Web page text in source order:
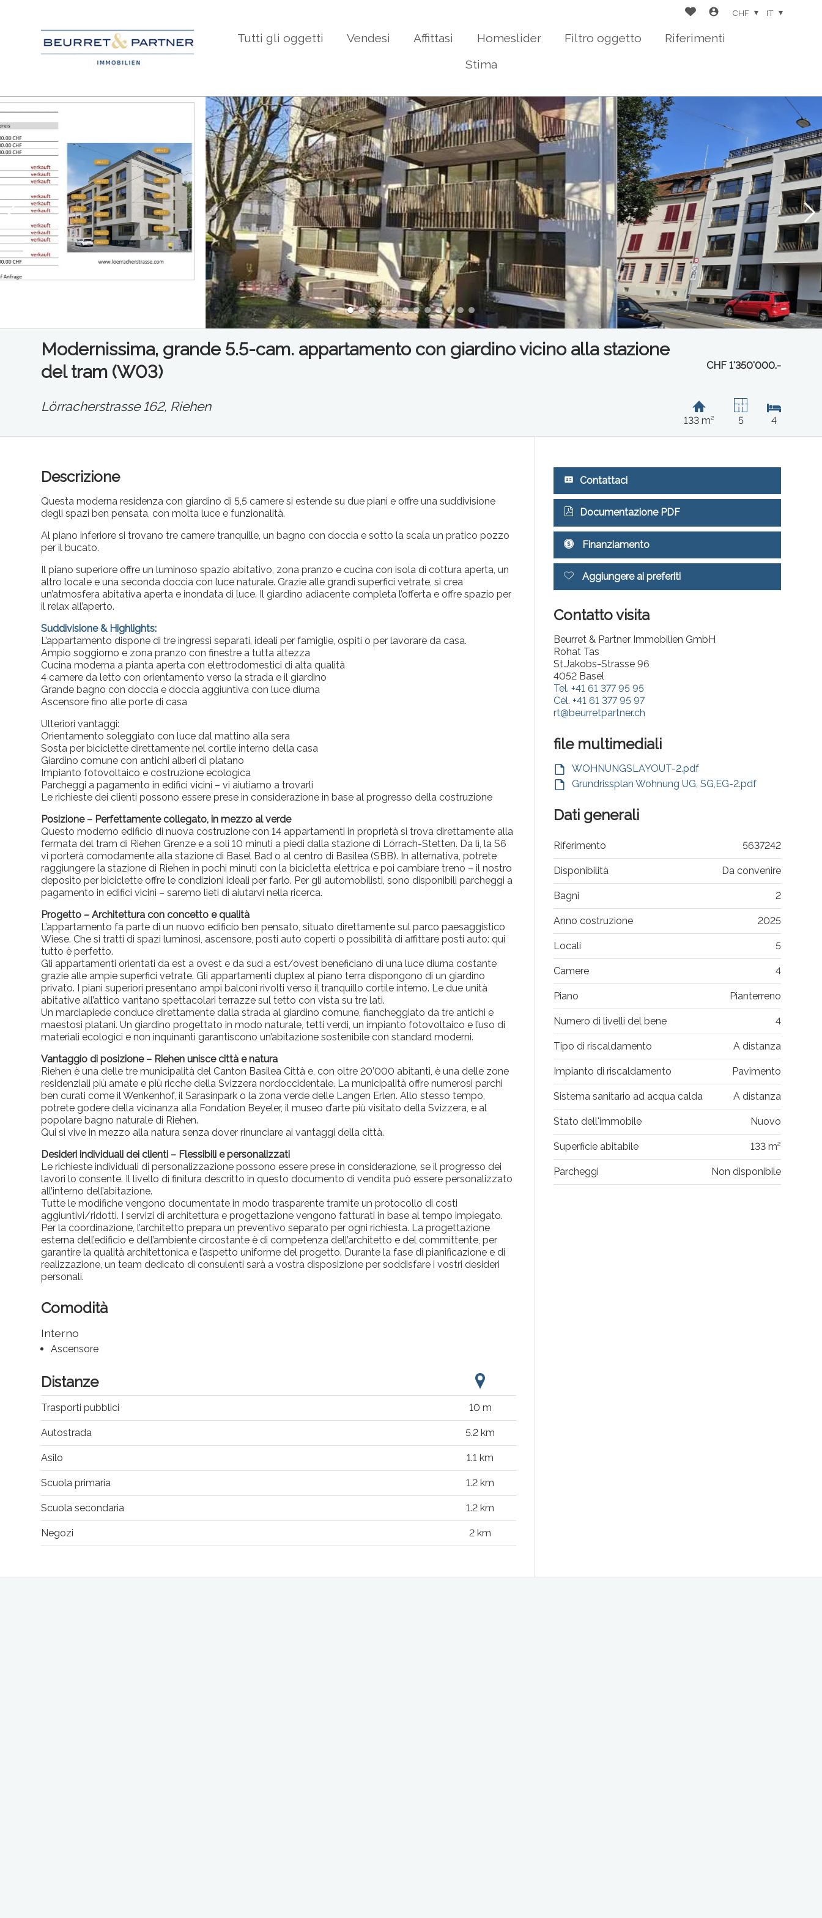
Tutti gli oggetti Vendesi Affittasi Homeslider Filtro oggetto
Riferimenti
Stima
CHF IT
Modernissima, grande 5.5-cam. appartamento con giardino vicino alla stazione
del tram (W03)
CHF 1'350'000.-
Lörracherstrasse 162, Riehen
133 m² 5 4
Descrizione
Questa moderna residenza con giardino di 5,5 camere si estende su due piani e offre una suddivisione
degli spazi ben pensata, con molta luce e funzionalità.
Al piano inferiore si trovano tre camere tranquille, un bagno con doccia e sotto la scala un pratico pozzo
per il bucato.
Il piano superiore offre un luminoso spazio abitativo, zona pranzo e cucina con isola di cottura aperta, un
altro locale e una seconda doccia con luce naturale. Grazie alle grandi superfici vetrate, si crea
un’atmosfera abitativa aperta e inondata di luce. Il giardino adiacente completa l’offerta e offre spazio per
il relax all’aperto.
Suddivisione & Highlights:
L’appartamento dispone di tre ingressi separati, ideali per famiglie, ospiti o per lavorare da casa.
Ampio soggiorno e zona pranzo con finestre a tutta altezza
Cucina moderna a pianta aperta con elettrodomestici di alta qualità
4 camere da letto con orientamento verso la strada e il giardino
Grande bagno con doccia e doccia aggiuntiva con luce diurna
Ascensore fino alle porte di casa
Ulteriori vantaggi:
Orientamento soleggiato con luce dal mattino alla sera
Sosta per biciclette direttamente nel cortile interno della casa
Giardino comune con antichi alberi di platano
Impianto fotovoltaico e costruzione ecologica
Parcheggi a pagamento in edifici vicini – vi aiutiamo a trovarli
Le richieste dei clienti possono essere prese in considerazione in base al progresso della costruzione
Posizione – Perfettamente collegato, in mezzo al verde
Questo moderno edificio di nuova costruzione con 14 appartamenti in proprietà si trova direttamente alla
fermata del tram di Riehen Grenze e a soli 10 minuti a piedi dalla stazione di Lörrach-Stetten. Da lì, la S6
vi porterà comodamente alla stazione di Basel Bad o al centro di Basilea (SBB). In alternativa, potrete
raggiungere la stazione di Riehen in pochi minuti con la bicicletta elettrica e poi cambiare treno – il nostro
deposito per biciclette offre le condizioni ideali per farlo. Per gli automobilisti, sono disponibili parcheggi a
pagamento in edifici vicini – saremo lieti di aiutarvi nella ricerca.
Progetto – Architettura con concetto e qualità
L’appartamento fa parte di un nuovo edificio ben pensato, situato direttamente sul parco paesaggistico
Wiese. Che si tratti di spazi luminosi, ascensore, posti auto coperti o possibilità di affittare posti auto: qui
tutto è perfetto.
Gli appartamenti orientati da est a ovest e da sud a est/ovest beneficiano di una luce diurna costante
grazie alle ampie superfici vetrate. Gli appartamenti duplex al piano terra dispongono di un giardino
privato. I piani superiori presentano ampi balconi rivolti verso il tranquillo cortile interno. Le due unità
abitative all’attico vantano spettacolari terrazze sul tetto con vista su tre lati.
Un marciapiede conduce direttamente dalla strada al giardino comune, fiancheggiato da tre antichi e
maestosi platani. Un giardino progettato in modo naturale, tetti verdi, un impianto fotovoltaico e l’uso di
materiali ecologici e non inquinanti garantiscono un’abitazione sostenibile con standard moderni.
Vantaggio di posizione – Riehen unisce città e natura
Riehen è una delle tre municipalità del Canton Basilea Città e, con oltre 20’000 abitanti, è una delle zone
residenziali più amate e più ricche della Svizzera nordoccidentale. La municipalità offre numerosi parchi
ben curati come il Wenkenhof, il Sarasinpark o la zona verde delle Langen Erlen. Allo stesso tempo,
potrete godere della vicinanza alla Fondation Beyeler, il museo d’arte più visitato della Svizzera, e al
popolare bagno naturale di Riehen.
Qui si vive in mezzo alla natura senza dover rinunciare ai vantaggi della città.
Desideri individuali dei clienti – Flessibili e personalizzati
Le richieste individuali di personalizzazione possono essere prese in considerazione, se il progresso dei
lavori lo consente. Il livello di finitura descritto in questo documento di vendita può essere personalizzato
all’interno dell’abitazione.
Tutte le modifiche vengono documentate in modo trasparente tramite un protocollo di costi
aggiuntivi/ridotti. I servizi di architettura e progettazione vengono fatturati in base al tempo impiegato.
Per la coordinazione, l’architetto prepara un preventivo separato per ogni richiesta. La progettazione
esterna dell’edificio e dell’ambiente circostante è di competenza dell’architetto e del committente, per
garantire la qualità architettonica e l’aspetto uniforme del progetto. Durante la fase di pianificazione e di
realizzazione, un team dedicato di consulenti sarà a vostra disposizione per soddisfare i vostri desideri
personali.
Comodità
Interno
Ascensore
Distanze
Trasporti pubblici 10 m
Autostrada 5.2 km
Asilo 1.1 km
Scuola primaria 1.2 km
Scuola secondaria 1.2 km
Negozi 2 km
Contattaci
Documentazione PDF
Finanziamento
Aggiungere ai preferiti
Contatto visita
Beurret & Partner Immobilien GmbH
Rohat Tas
St.Jakobs-Strasse 96
4052 Basel
Tel. +41 61 377 95 95
Cel. +41 61 377 95 97
rt@beurretpartner.ch
file multimediali
WOHNUNGSLAYOUT-2.pdf
Grundrissplan Wohnung UG, SG,EG-2.pdf
Dati generali
Riferimento 5637242
Disponibilità Da convenire
Bagni 2
Anno costruzione 2025
Locali 5
Camere 4
Piano Pianterreno
Numero di livelli del bene 4
Tipo di riscaldamento A distanza
Impianto di riscaldamento Pavimento
Sistema sanitario ad acqua calda A distanza
Stato dell'immobile Nuovo
Superficie abitabile 133 m²
Parcheggi Non disponibile